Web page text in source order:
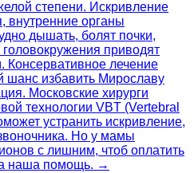
степени. Искривление
внутренние органы
дышать, болят почки,
приводят
Консервативное лечение
шанс избавить Мирославу
Московские хирурги
технологии VBT (Vertebral
устранить искривление,
Но у мамы
с лишним, чтоб оплатить
наша помощь. →